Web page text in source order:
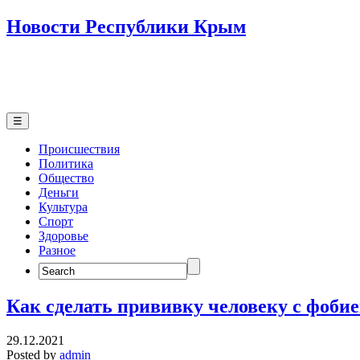
Новости Республики Крым
☰
Происшествия
Политика
Общество
Деньги
Культура
Спорт
Здоровье
Разное
Search
for:
Как сделать прививку человеку с
29.12.2021
Posted by admin